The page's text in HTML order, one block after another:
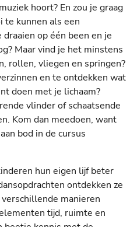
hoort? En zou je graag
kunnen als een
op één been en je
Maar vind je het minstens
rollen, vliegen en springen?
en te ontdekken wat
doen met je lichaam?
vlinder of schaatsende
Kom dan meedoen, want
bod in de cursus
hun eigen lijf beter
ontdekken ze
manieren
tijd, ruimte en